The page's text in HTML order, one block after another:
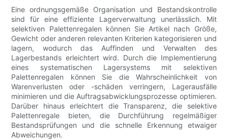
Eine ordnungsgemäße Organisation und Bestandskontrolle
sind für eine effiziente Lagerverwaltung unerlässlich. Mit
selektiven Palettenregalen können Sie Artikel nach Größe,
Gewicht oder anderen relevanten Kriterien kategorisieren und
lagern, wodurch das Auffinden und Verwalten des
Lagerbestands erleichtert wird. Durch die Implementierung
eines systematischen Lagersystems mit selektiven
Palettenregalen können Sie die Wahrscheinlichkeit von
Warenverlusten oder -schäden verringern, Lagerausfälle
minimieren und die Auftragsabwicklungsprozesse optimieren.
Darüber hinaus erleichtert die Transparenz, die selektive
Palettenregale bieten, die Durchführung regelmäßiger
Bestandsprüfungen und die schnelle Erkennung etwaiger
Abweichungen.